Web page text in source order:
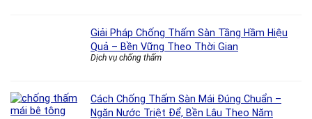
Giải Pháp Chống Thấm Sàn Tầng Hầm Hiệu
Quả – Bền Vững Theo Thời Gian
Dịch vụ chống thấm
Cách Chống Thấm Sàn Mái Đúng Chuẩn –
Ngăn Nước Triệt Để, Bền Lâu Theo Năm